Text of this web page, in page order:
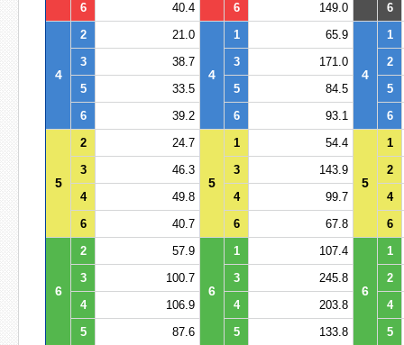
6
40.4 6 149.0 6
4
2 21.0
4
1 65.9
4
1
3
38.7 3 171.0
2
5
33.5 5 84.5
5
6
39.2 6 93.1 6
5
2 24.7
5
1 54.4
5
1
3
46.3 3 143.9
2
4
49.8 4 99.7
4
6
40.7 6 67.8 6
6
2 57.9
6
1 107.4
6
1
3
100.7 3 245.8
2
4
106.9 4 203.8
4
5
87.6 5 133.8 5